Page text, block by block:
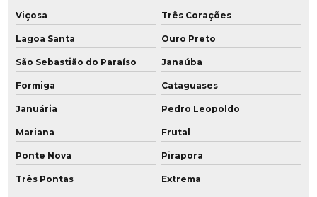
Peças especiais em poliuretano
Peças em poliuretano
Peças em poliuretano expandido
Peças em pu
Peças em resina de poliuretano
Peças técnicas em poliuretano
Peças técnicas em pu
Viçosa Três Corações
Lagoa Santa Ouro Preto
São Sebastião do Paraíso Janaúba
Formiga Cataguases
Januária Pedro Leopoldo
Mariana Frutal
Ponte Nova Pirapora
Três Pontas Extrema